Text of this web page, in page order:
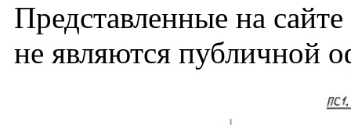
Представленные на
не являются публичной